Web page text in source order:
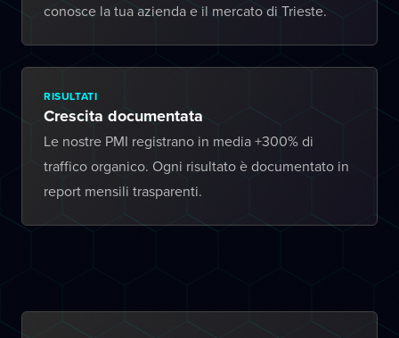
conosce la tua azienda e il mercato di Trieste.
RISULTATI
Crescita documentata
Le nostre PMI registrano in media +300% di
traffico organico. Ogni risultato è documentato in
report mensili trasparenti.